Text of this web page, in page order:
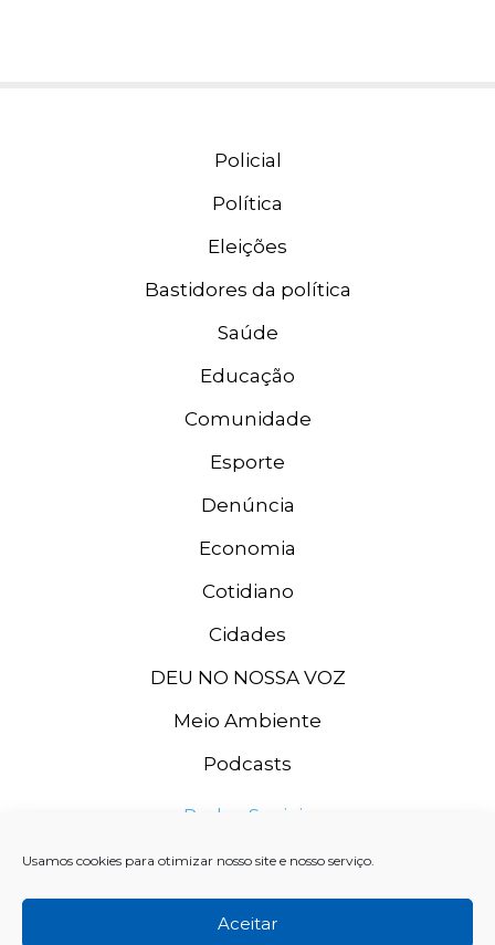
Usamos cookies para otimizar nosso site e nosso serviço.
Aceitar
Policial
Política
Eleições
Bastidores da política
Saúde
Educação
Comunidade
Esporte
Denúncia
Economia
Cotidiano
Cidades
DEU NO NOSSA VOZ
Meio Ambiente
Podcasts
Redes Sociais